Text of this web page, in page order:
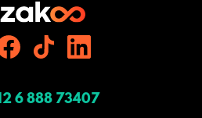
6 888 73407